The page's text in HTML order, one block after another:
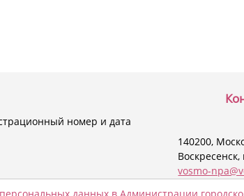
номер и дата
140200,
vosmo-